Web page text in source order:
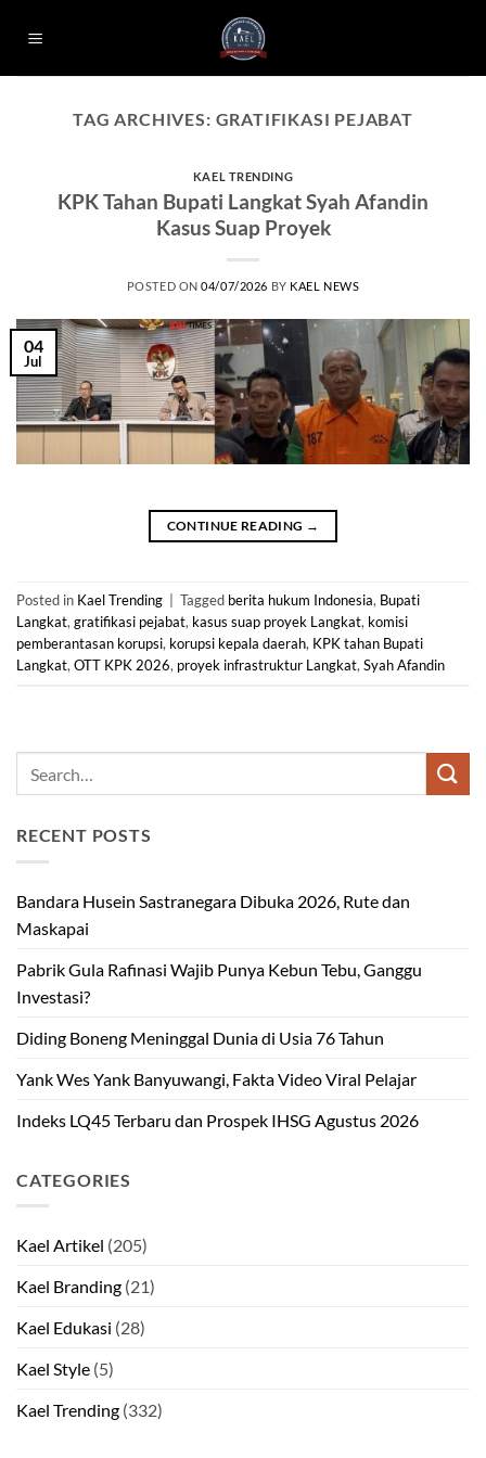
TAG ARCHIVES: GRATIFIKASI PEJABAT
KAEL TRENDING
KPK Tahan Bupati Langkat Syah Afandin
Kasus Suap Proyek
POSTED ON04/07/2026 BY KAEL NEWS
04
Jul
CONTINUE READING →
Posted in Kael Trending Tagged berita hukum Indonesia, Bupati
Langkat,gratifikasi pejabat, kasus suap proyek Langkat, komisi
pemberantasan korupsi, korupsi kepala daerah, KPK tahan Bupati
Langkat,OTT KPK 2026, proyek infrastruktur Langkat,Syah Afandin
RECENT POSTS
Bandara Husein Sastranegara Dibuka 2026, Rute dan
Maskapai
Pabrik Gula Rafinasi Wajib Punya Kebun Tebu, Ganggu
Investasi?
Diding Boneng Meninggal Dunia di Usia 76 Tahun
Yank Wes Yank Banyuwangi, Fakta Video Viral Pelajar
Indeks LQ45 Terbaru dan Prospek IHSG Agustus 2026
CATEGORIES
Kael Artikel (205)
Kael Branding (21)
Kael Edukasi (28)
Kael Style (5)
Kael Trending (332)